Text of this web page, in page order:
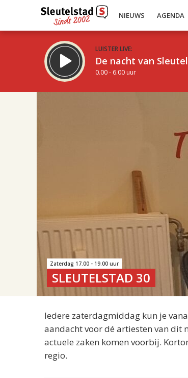
NIEUWS AGENDA
LUISTER LIVE:
De nacht van
0.00 - 6.00 uur
Zaterdag 17.00 - 19.00 uur
SLEUTELSTAD 30
Iedere zaterdagmiddag kun je
aandacht voor dé artiesten van dit
actuele zaken komen voorbij.
regio.